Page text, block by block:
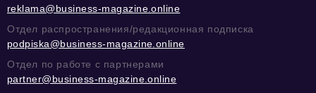
reklama@business-magazine.online
Отдел распространения/редакционная подписка
podpiska@business-magazine.online
Отдел по работе с партнерами
partner@business-magazine.online